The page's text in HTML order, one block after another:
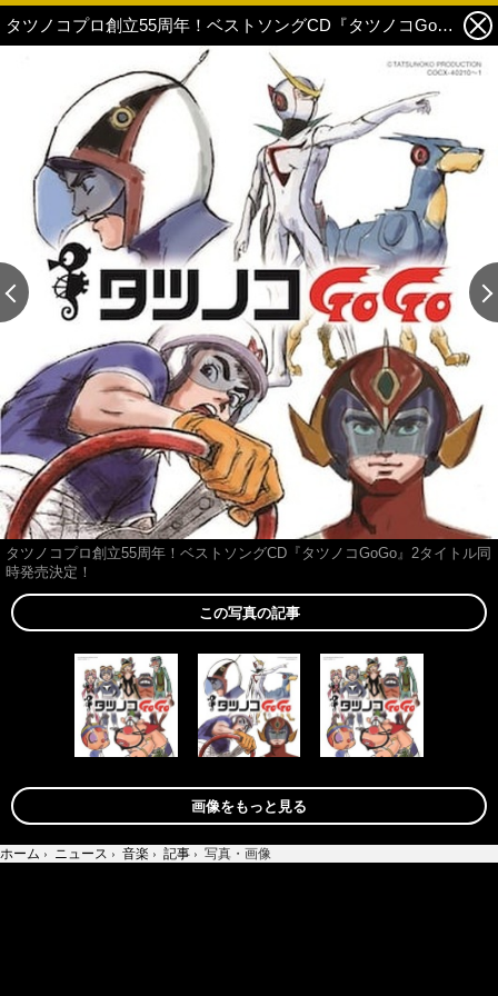
タツノコプロ創立55周年！ベストソングCD『タツノコGoGo』2タイトル同時発売決定！ 2枚目の写真・画像
タツノコプロ創立55周年！ベストソングCD『タツノコGoGo』2タイトル同
時発売決定！
この記事の画像 残り2
この写真の記事
画像をもっと見る
ホーム › ニュース › 音楽 › 記事 › 写真・画像